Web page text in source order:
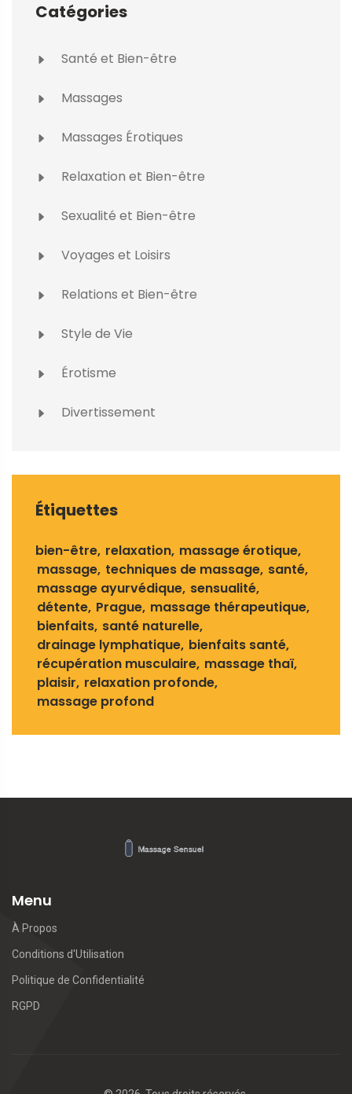
Catégories
Santé et Bien-être
Massages
Massages Érotiques
Relaxation et Bien-être
Sexualité et Bien-être
Voyages et Loisirs
Relations et Bien-être
Style de Vie
Érotisme
Divertissement
Étiquettes
bien-être relaxation massage érotique
massage techniques de massage santé
massage ayurvédique sensualité
détente Prague massage thérapeutique
bienfaits santé naturelle
drainage lymphatique bienfaits santé
récupération musculaire massage thaï
plaisir relaxation profonde
massage profond
Menu
À Propos
Conditions d'Utilisation
Politique de Confidentialité
RGPD